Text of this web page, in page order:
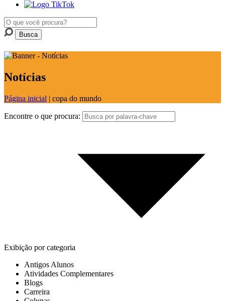
Notícias
Página inicial | copa do mundo
Encontre o que procura:
Exibição por categoria
Antigos Alunos
Atividades Complementares
Blogs
Carreira